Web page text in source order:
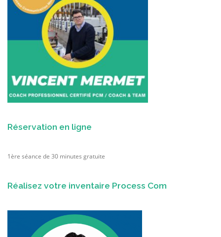
Réservation en ligne
1ère séance de 30 minutes gratuite
Réalisez votre inventaire Process Com